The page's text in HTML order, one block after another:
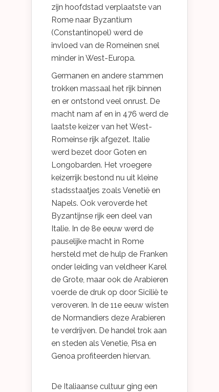
zijn hoofdstad verplaatste van
Rome naar Byzantium
(Constantinopel) werd de
invloed van de Romeinen snel
minder in West-Europa.
Germanen en andere stammen
trokken massaal het rijk binnen
en er ontstond veel onrust. De
macht nam af en in 476 werd de
laatste keizer van het West-
Romeinse rijk afgezet. Italie
werd bezet door Goten en
Longobarden. Het vroegere
keizerrijk bestond nu uit kleine
stadsstaatjes zoals Venetië en
Napels. Ook veroverde het
Byzantijnse rijk een deel van
Italie. In de 8e eeuw werd de
pauselijke macht in Rome
hersteld met de hulp de Franken
onder leiding van veldheer Karel
de Grote, maar ook de Arabieren
voerde de druk op door Sicilië te
veroveren. In de 11e eeuw wisten
de Normandiers deze Arabieren
te verdrijven. De handel trok aan
en steden als Venetie, Pisa en
Genoa profiteerden hiervan.
De Italiaanse cultuur ging een